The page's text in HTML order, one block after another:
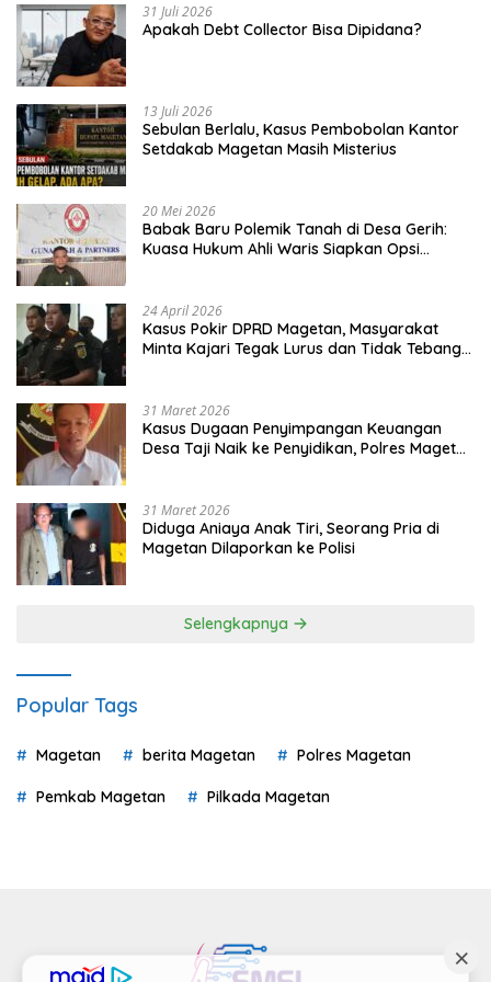
31 Juli 2026
Apakah Debt Collector Bisa Dipidana?
13 Juli 2026
Sebulan Berlalu, Kasus Pembobolan Kantor
Setdakab Magetan Masih Misterius
20 Mei 2026
Babak Baru Polemik Tanah di Desa Gerih:
Kuasa Hukum Ahli Waris Siapkan Opsi
24 April 2026
Kasus Pokir DPRD Magetan, Masyarakat
Minta Kajari Tegak Lurus dan Tidak Tebang
31 Maret 2026
Kasus Dugaan Penyimpangan Keuangan
Desa Taji Naik ke Penyidikan, Polres Magetan
31 Maret 2026
Diduga Aniaya Anak Tiri, Seorang Pria di
Magetan Dilaporkan ke Polisi
Selengkapnya
Popular Tags
Magetan berita Magetan Polres Magetan
Pemkab Magetan Pilkada Magetan